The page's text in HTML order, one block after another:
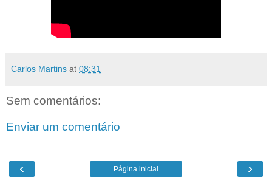
Carlos Martins at 08:31
Sem comentários:
Enviar um comentário
‹ ›
Página inicial